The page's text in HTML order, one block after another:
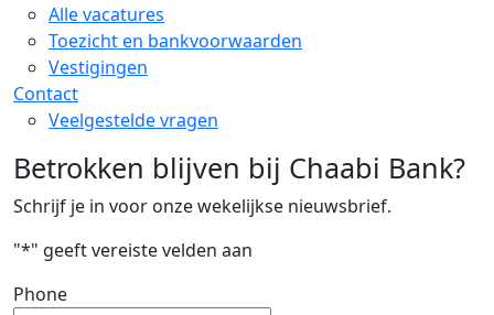
Alle vacatures
Toezicht en bankvoorwaarden
Vestigingen
Contact
Veelgestelde vragen
Betrokken blijven bij Chaabi Bank?
Schrijf je in voor onze wekelijkse nieuwsbrief.
"*" geeft vereiste velden aan
Phone